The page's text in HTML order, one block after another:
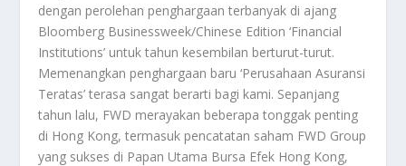
dengan perolehan penghargaan terbanyak di ajang
Bloomberg Businessweek/Chinese Edition ‘Financial
Institutions’ untuk tahun kesembilan berturut-turut.
Memenangkan penghargaan baru ‘Perusahaan Asuransi
Teratas’ terasa sangat berarti bagi kami. Sepanjang
tahun lalu, FWD merayakan beberapa tonggak penting
di Hong Kong, termasuk pencatatan saham FWD Group
yang sukses di Papan Utama Bursa Efek Hong Kong,